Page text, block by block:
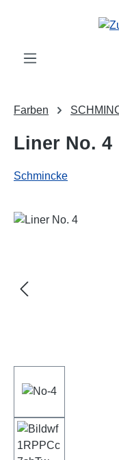
Zum Hauptinhalt
Farben
Liner No. 4
Schmincke
Bildergalerie